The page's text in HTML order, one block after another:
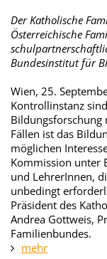
Der Katholische
Österreichische
Bundesinstitut für
Wien, 25.
Kontrollinstanz
Bildungsforschung
Fällen ist das
möglichen
Kommission unter
und LehrerInnen,
unbedingt
Präsident des
Andrea Gottweis,
Familienbundes.
mehr